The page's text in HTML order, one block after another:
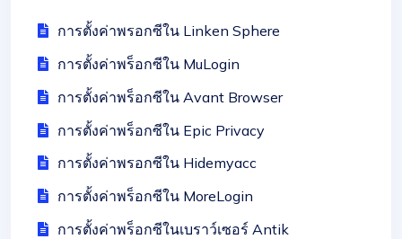
การตั้งค่าพรอกซีใน Linken Sphere
การตั้งค่าพร็อกซีใน MuLogin
การตั้งค่าพร็อกซีใน Avant Browser
การตั้งค่าพร็อกซีใน Epic Privacy
การตั้งค่าพรอกซีใน Hidemyacc
การตั้งค่าพร็อกซีใน MoreLogin
การตั้งค่าพร็อกซีในเบราว์เซอร์ Antik